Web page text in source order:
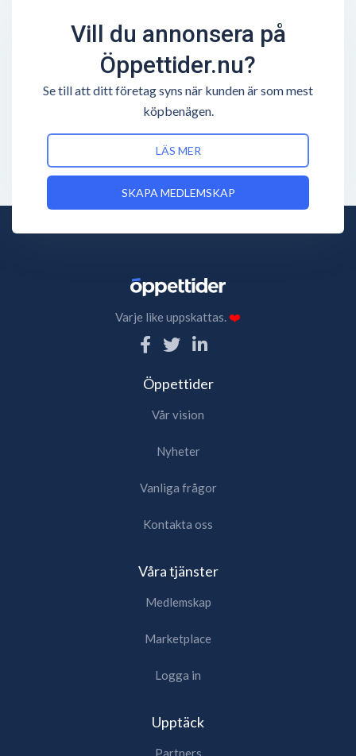
Vill du annonsera på
Öppettider.nu?
Se till att ditt företag syns när kunden är som mest
köpbenägen.
LÄS MER
SKAPA MEDLEMSKAP
Varje like uppskattas.❤️
Öppettider
Vår vision
Nyheter
Vanliga frågor
Kontakta oss
Våra tjänster
Medlemskap
Marketplace
Logga in
Upptäck
Partners